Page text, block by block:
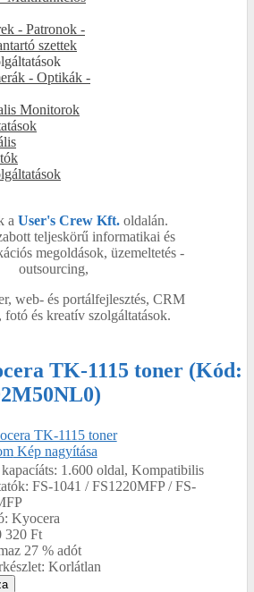
- Patronok -
szettek
- Optikák -
Monitorok
a User's Crew Kft. oldalán.
teljeskörű informatikai és
megoldások, üzemeltetés -
outsourcing,
web- és portálfejlesztés, CRM
fotó és kreatív szolgáltatások.
TK-1115 toner (Kód:
)
Kép nagyítása
1.600 oldal, Kompatibilis
FS-1041 / FS1220MFP / FS-
Kyocera
320 Ft
27 % adót
Korlátlan